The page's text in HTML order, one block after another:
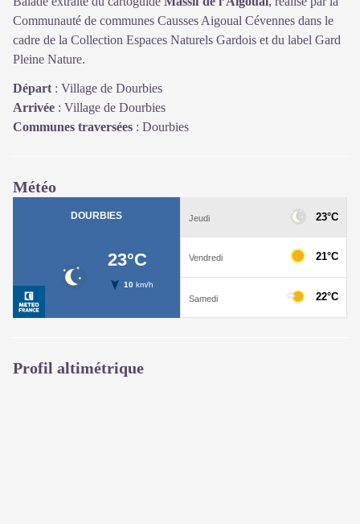
Communauté de communes Causses Aigoual Cévennes dans le
cadre de la Collection Espaces Naturels Gardois et du label Gard
Pleine Nature.
Départ : Village de Dourbies
Arrivée : Village de Dourbies
Communes traversées : Dourbies
Météo
Profil altimétrique